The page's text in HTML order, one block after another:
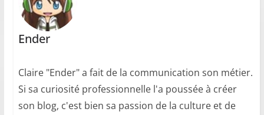
Ender
Claire "Ender" a fait de la communication son métier.
Si sa curiosité professionnelle l'a poussée à créer
son blog, c'est bien sa passion de la culture et de